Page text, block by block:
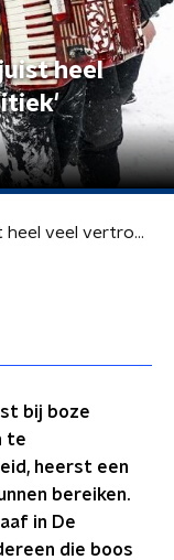
heel
'Boze burgers hebben juist heel veel vertrouwen in politiek'
bij boze
te
heerst een
bereiken.
in De
die boos